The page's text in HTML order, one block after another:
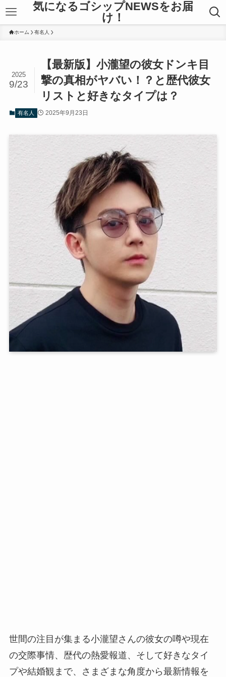
気になるゴシップNEWSをお届
け！
ホーム 有名人
【最新版】小瀧望の彼女ドンキ目
撃の真相がヤバい！？と歴代彼女
リストと好きなタイプは？
2025
9/23
有名人 2025年9月23日
世間の注目が集まる小瀧望さんの彼女の噂や現在
の交際事情、歴代の熱愛報道、そして好きなタイ
プや結婚観まで、さまざまな角度から最新情報を